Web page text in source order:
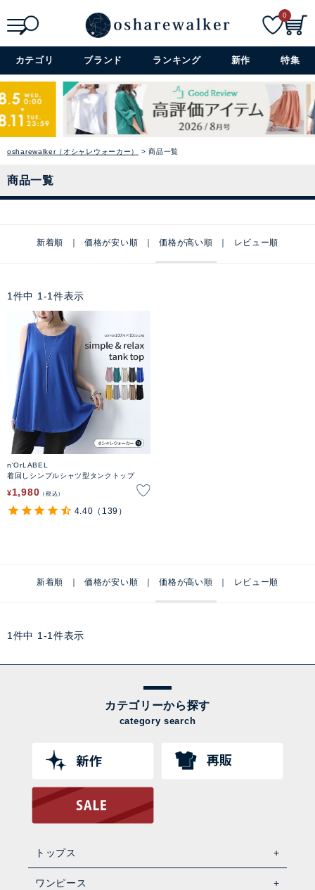
詳細検索+
0
カテゴリ ブランド ランキング 新作 特集
osharewalker（オシャレウォーカー） 商品一覧
商品一覧
新着順 価格が安い順 価格が高い順 レビュー順
1 件中 1 -1 件表示
n'OrLABEL
着回しシンプルシャツ型タンクトップ
¥1,980 税込
4.40 （139）
新着順 価格が安い順 価格が高い順 レビュー順
1 件中 1 -1 件表示
カテゴリーから探す
category search
トップス
ワンピース